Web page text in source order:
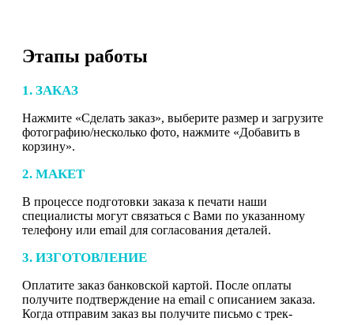
Этапы работы
1. ЗАКАЗ
Нажмите «Сделать заказ», выберите размер и загрузите
фотографию/несколько фото, нажмите «Добавить в
корзину».
2. МАКЕТ
В процессе подготовки заказа к печати наши
специалисты могут связаться с Вами по указанному
телефону или email для согласования деталей.
3. ИЗГОТОВЛЕНИЕ
Оплатите заказ банковской картой. После оплаты
получите подтверждение на email с описанием заказа.
Когда отправим заказ вы получите письмо с трек-